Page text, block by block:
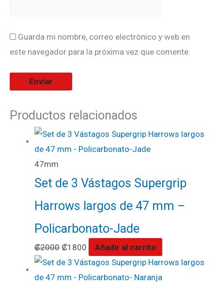
Guarda mi nombre, correo electrónico y web en
este navegador para la próxima vez que comente.
Productos relacionados
47mm
Set de 3 Vástagos Supergrip
Harrows largos de 47 mm –
Policarbonato-Jade
₡2000 ₡1800 Añadir al carrito